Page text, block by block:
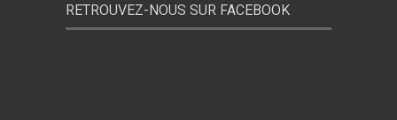
RETROUVEZ-NOUS SUR FACEBOOK